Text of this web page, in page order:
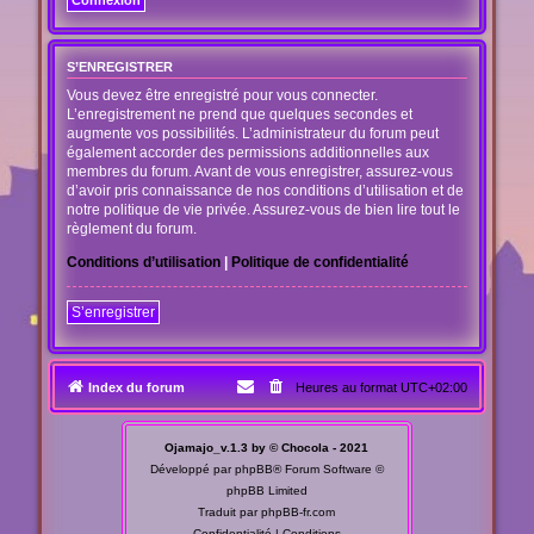
S’ENREGISTRER
Vous devez être enregistré pour vous connecter.
L’enregistrement ne prend que quelques secondes et
augmente vos possibilités. L’administrateur du forum peut
également accorder des permissions additionnelles aux
membres du forum. Avant de vous enregistrer, assurez-vous
d’avoir pris connaissance de nos conditions d’utilisation et de
notre politique de vie privée. Assurez-vous de bien lire tout le
règlement du forum.
Conditions d’utilisation| Politique de confidentialité
S’enregistrer
Index du forum Heures au formatUTC+02:00
Ojamajo_v.1.3 by © Chocola - 2021
Développé parphpBB® Forum Software ©
phpBB Limited
Traduit parphpBB-fr.com